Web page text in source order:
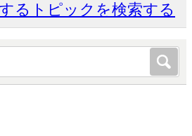
するトピックを検索する